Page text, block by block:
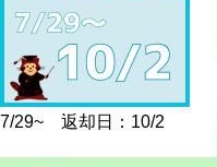
7/29~ 返却日：10/2